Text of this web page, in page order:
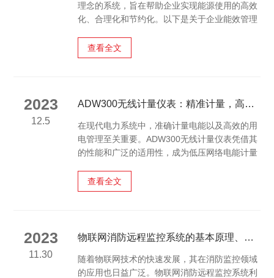
理念的系统，旨在帮助企业实现能源使用的高效
化、合理化和节约化。以下是关于企业能效管理
系统是一套综合性的解决方案，它通过实时监
测、数据分析、智能控制等手段，对企业内的各
的核心目标是提高能源利用效率，降低能源消耗
二、主要功能1.实时监测：系统能够实时采集各
类能耗数据，包括电量...
查看全文
2023
12.5
ADW300无线计量仪表：精准计量，高效管理
在现代电力系统中，准确计量电能以及高效的用
电管理至关重要。ADW300无线计量仪表凭借其
的性能和广泛的适用性，成为低压网络电能计量
无线计量仪表的核心功能是计量低压网络的三相
有功电能。它具备RS485通讯和470MHz无线通
稳定的数据传输，实现精确的用电监测。而
活性，使得用户可以更方便地进行集抄和管理...
查看全文
2023
11.30
物联网消防远程监控系统的基本原理、优势以及应用场景
随着物联网技术的快速发展，其在消防监控领域
的应用也日益广泛。物联网消防远程监控系统利